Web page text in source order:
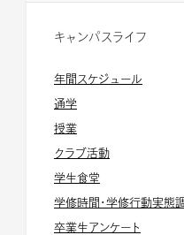
キャンパスライフ
年間スケジュール
通学
授業
クラブ活動
学生食堂
学修時間・学修行動実態
卒業生アンケート